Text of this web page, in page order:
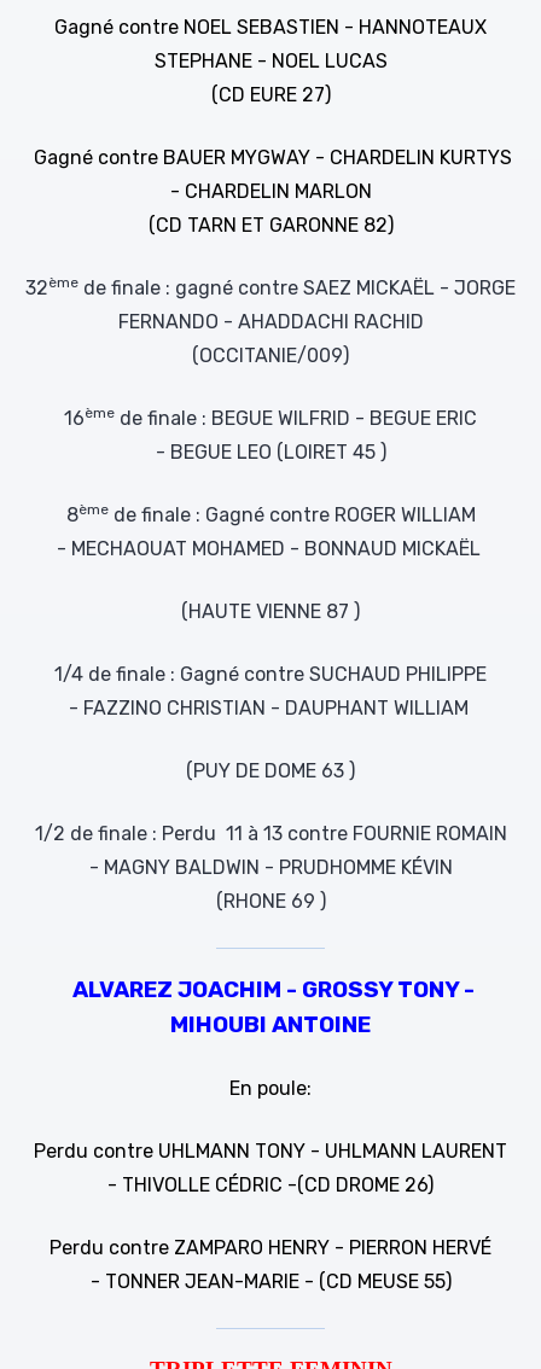
(CD EURE 27)
(CD TARN ET GARONNE 82)
de finale : gagné contre SAEZ MICKAËL - JORGE
(OCCITANIE/009)
- BEGUE LEO (LOIRET 45 )
- MECHAOUAT MOHAMED - BONNAUD MICKAËL
(HAUTE VIENNE 87 )
1/4 de finale : Gagné contre SUCHAUD PHILIPPE
(PUY DE DOME 63 )
1/2 de finale : Perdu 11 à 13 contre FOURNIE ROMAIN
- MAGNY BALDWIN - PRUDHOMME KÉVIN
(RHONE 69 )
ALVAREZ JOACHIM - GROSSY TONY -
MIHOUBI ANTOINE
- THIVOLLE CÉDRIC -(CD DROME 26)
Perdu contre ZAMPARO HENRY - PIERRON HERVÉ
- TONNER JEAN-MARIE - (CD MEUSE 55)
TRIPLETTE FEMININ